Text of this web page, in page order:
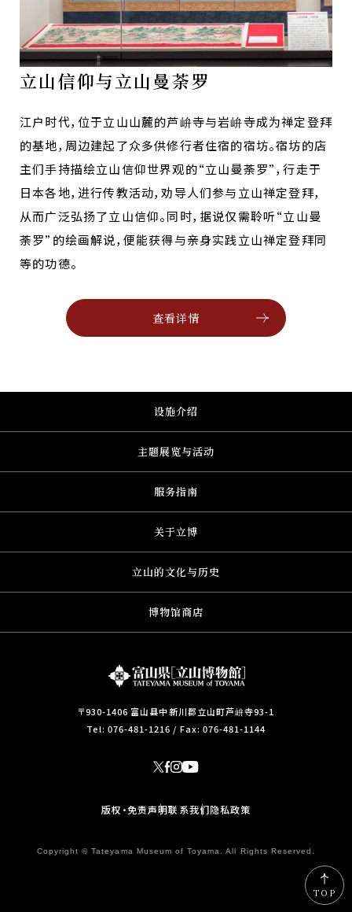
立山信仰与立山曼荼罗
江户时代，位于立山山麓的芦峅寺与岩峅寺成为禅定登拜
的基地，周边建起了众多供修行者住宿的宿坊。宿坊的店
主们手持描绘立山信仰世界观的“立山曼荼罗”，行走于
日本各地，进行传教活动，劝导人们参与立山禅定登拜，
从而广泛弘扬了立山信仰。同时，据说仅需聆听“立山曼
荼罗”的绘画解说，便能获得与亲身实践立山禅定登拜同
等的功德。
查看详情
设施介绍
主题展览与活动
服务指南
关于立博
立山的文化与历史
博物馆商店
〒930-1406 富山县中新川郡立山町芦峅寺93-1
Tel: 076-481-1216 / Fax: 076-481-1144
版权・免责声明联系我们隐私政策
Copyright © Tateyama Museum of Toyama. All Rights Reserved.
TOP